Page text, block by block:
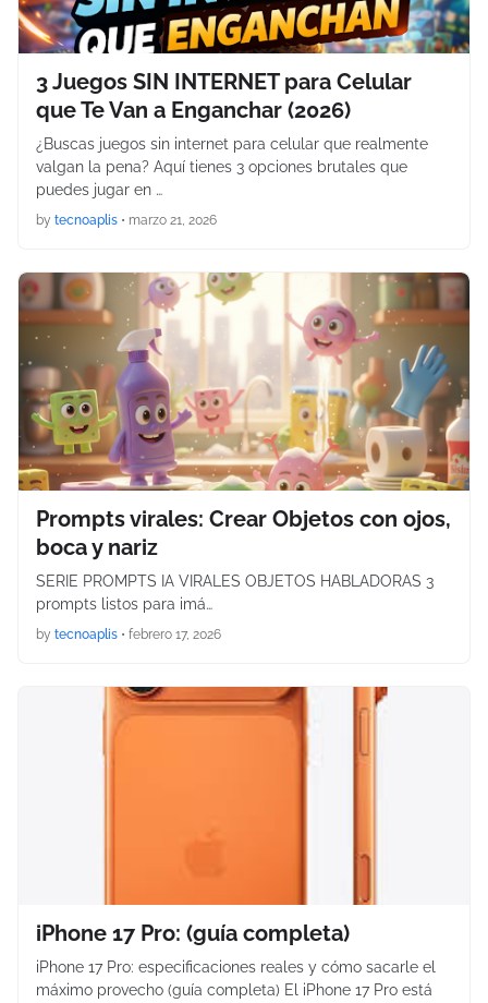
3 Juegos SIN INTERNET para Celular
que Te Van a Enganchar (2026)
¿Buscas juegos sin internet para celular que realmente
valgan la pena? Aquí tienes 3 opciones brutales que
puedes jugar en …
by tecnoaplis • marzo 21, 2026
Prompts virales: Crear Objetos con ojos,
boca y nariz
SERIE PROMPTS IA VIRALES OBJETOS HABLADORAS 3
prompts listos para imá…
by tecnoaplis • febrero 17, 2026
iPhone 17 Pro: (guía completa)
iPhone 17 Pro: especificaciones reales y cómo sacarle el
máximo provecho (guía completa) El iPhone 17 Pro está